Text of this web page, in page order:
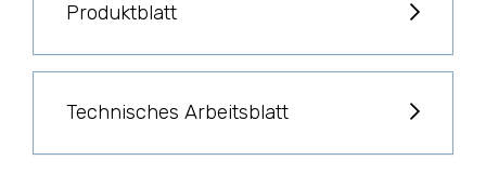
Produktblatt
Technisches Arbeitsblatt